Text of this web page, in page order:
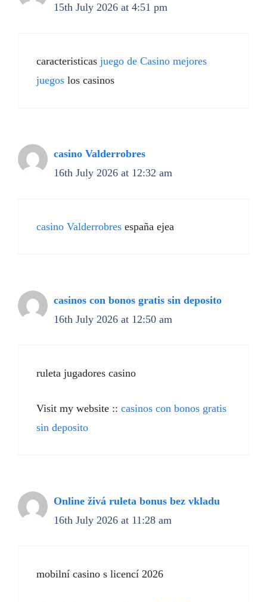
15th July 2026 at 4:51 pm
caracteristicas juego de Casino mejores
juegos los casinos
casino Valderrobres
16th July 2026 at 12:32 am
casino Valderrobres españa ejea
casinos con bonos gratis sin deposito
16th July 2026 at 12:50 am
ruleta jugadores casino
Visit my website :: casinos con bonos gratis
sin deposito
Online živá ruleta bonus bez vkladu
16th July 2026 at 11:28 am
mobilní casino s licencí 2026